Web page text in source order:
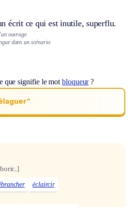
écrit ce qui est inutile, superflu.
ouvrage.
dans un scénario.
que signifie le motbloqueur?
éclaircir